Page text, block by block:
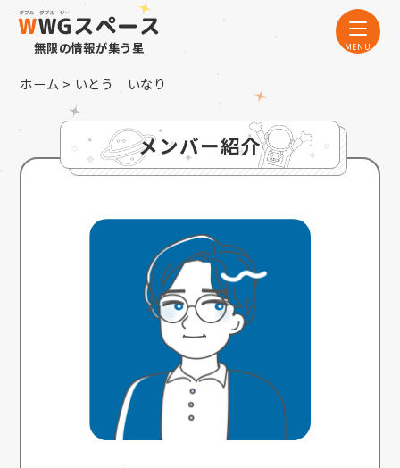
無限の情報が集う星
ホーム > いとう いなり
メンバー紹介